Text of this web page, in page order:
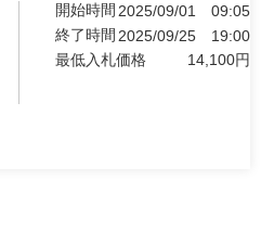
開始時間 2025/09/01
09:05
終了時間 2025/09/25
19:00
最低入札価格
14,100円